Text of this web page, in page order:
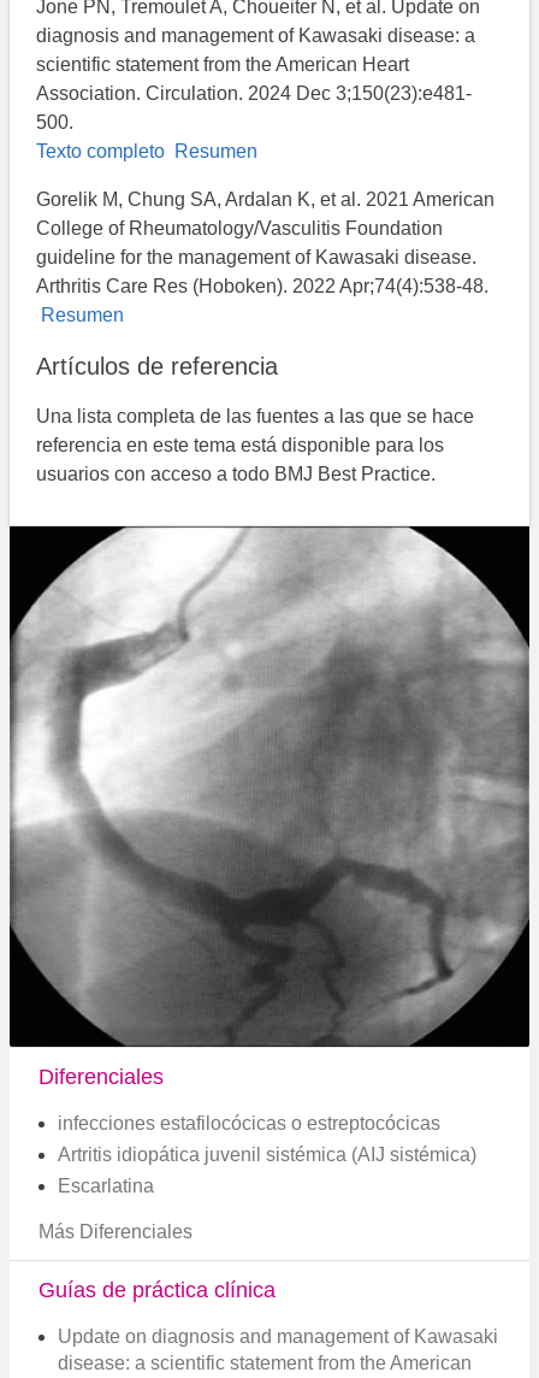
Jone PN, Tremoulet A, Choueiter N, et al. Update on
diagnosis and management of Kawasaki disease: a
scientific statement from the American Heart
Association. Circulation. 2024 Dec 3;150(23):e481-
500.
Texto completo Resumen
Gorelik M, Chung SA, Ardalan K, et al. 2021 American
College of Rheumatology/Vasculitis Foundation
guideline for the management of Kawasaki disease.
Arthritis Care Res (Hoboken). 2022 Apr;74(4):538-48.
Resumen
Artículos de referencia
Una lista completa de las fuentes a las que se hace
referencia en este tema está disponible para los
usuarios con acceso a todo BMJ Best Practice.
Diferenciales
infecciones estafilocócicas o estreptocócicas
Artritis idiopática juvenil sistémica (AIJ sistémica)
Escarlatina
Más Diferenciales
Guías de práctica clínica
Update on diagnosis and management of Kawasaki
disease: a scientific statement from the American